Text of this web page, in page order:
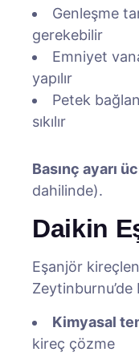
Genleşme
gerekebilir
Emniyet
yapılır
Petek
sıkılır
Basınç ayarı
dahilinde).
Daikin
Eşanjör
Kimyasal
kireç çözme